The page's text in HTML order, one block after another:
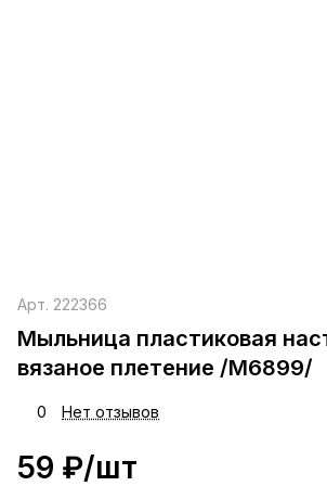
Арт. 222366
Мыльница пластиковая
вязаное плетение /М6899/
0 Нет отзывов
59 ₽/шт